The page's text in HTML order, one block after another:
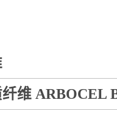
维 ARBOCEL